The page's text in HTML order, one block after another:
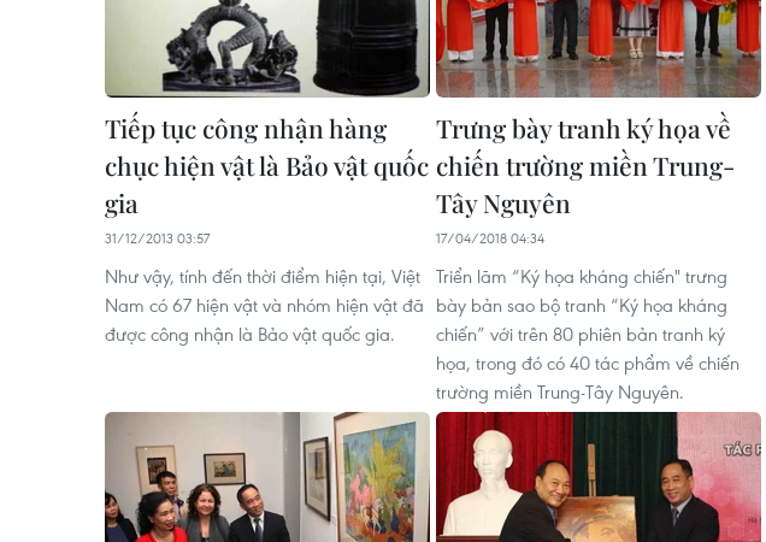
Tiếp tục công nhận hàng
chục hiện vật là Bảo vật quốc
gia
31/12/2013 03:57
Như vậy, tính đến thời điểm hiện tại, Việt
Nam có 67 hiện vật và nhóm hiện vật đã
được công nhận là Bảo vật quốc gia.
Trưng bày tranh ký họa về
chiến trường miền Trung-
Tây Nguyên
17/04/2018 04:34
Triển lãm “Ký họa kháng chiến" trưng
bày bản sao bộ tranh “Ký họa kháng
chiến” với trên 80 phiên bản tranh ký
họa, trong đó có 40 tác phẩm về chiến
trường miền Trung-Tây Nguyên.